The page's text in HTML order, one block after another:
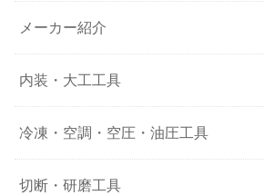
メーカー紹介
内装・大工工具
冷凍・空調・空圧・油圧工具
切断・研磨工具